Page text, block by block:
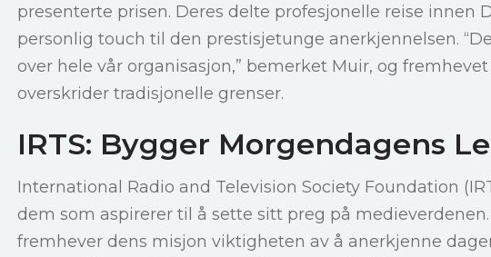
presenterte prisen. Deres delte profesjonelle reise innen
personlig touch til den prestisjetunge anerkjennelsen.
over hele vår organisasjon,” bemerket Muir, og
overskrider tradisjonelle grenser.
IRTS: Bygger Morgendagens
International Radio and Television Society Foundation
dem som aspirerer til å sette sitt preg på
fremhever dens misjon viktigheten av å anerkjenne